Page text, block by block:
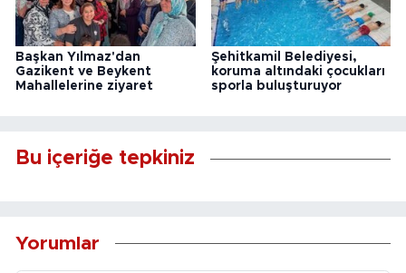
Başkan Yılmaz'dan
Gazikent ve Beykent
Mahallelerine ziyaret
Şehitkamil Belediyesi,
koruma altındaki çocukları
sporla buluşturuyor
Bu içeriğe tepkiniz
Yorumlar